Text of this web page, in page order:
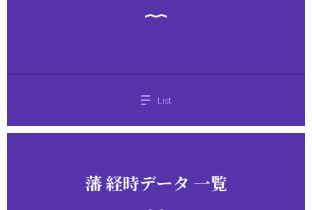
List
藩 経時データ 一覧